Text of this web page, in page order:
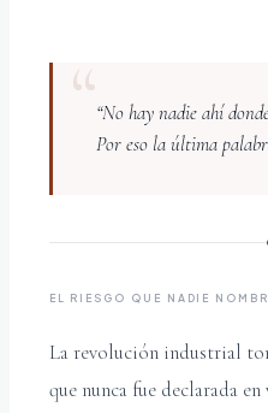
“No hay nadie ahí
Por eso la última
EL RIESGO QUE NADIE
La revolución industrial
que nunca fue declarada en